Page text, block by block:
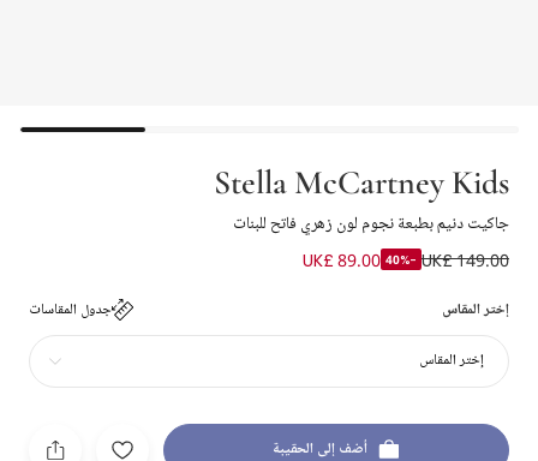
Stella McCartney Kids
جاكيت دنيم بطبعة نجوم لون زهري فاتح للبنات
UK£ 149.00
-40%
UK£ 89.00
إختر المقاس جدول المقاسات
إختر المقاس
أضف إلى الحقيبة